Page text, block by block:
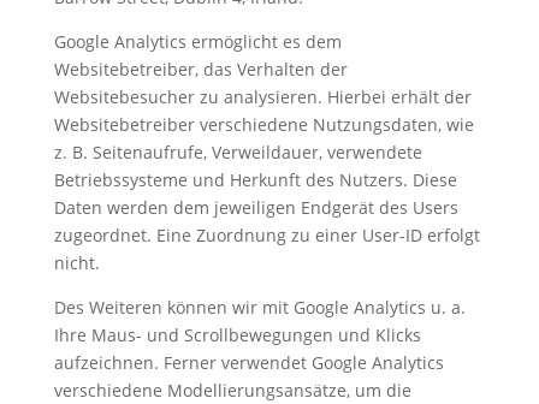
Google Analytics ermöglicht es dem
Websitebetreiber, das Verhalten der
Websitebesucher zu analysieren. Hierbei erhält der
Websitebetreiber verschiedene Nutzungsdaten, wie
z. B. Seitenaufrufe, Verweildauer, verwendete
Betriebssysteme und Herkunft des Nutzers. Diese
Daten werden dem jeweiligen Endgerät des Users
zugeordnet. Eine Zuordnung zu einer User-ID erfolgt
nicht.
Des Weiteren können wir mit Google Analytics u. a.
Ihre Maus- und Scrollbewegungen und Klicks
aufzeichnen. Ferner verwendet Google Analytics
verschiedene Modellierungsansätze, um die